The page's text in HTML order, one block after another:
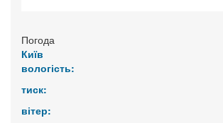
Погода
Київ
вологість:
тиск:
вітер: